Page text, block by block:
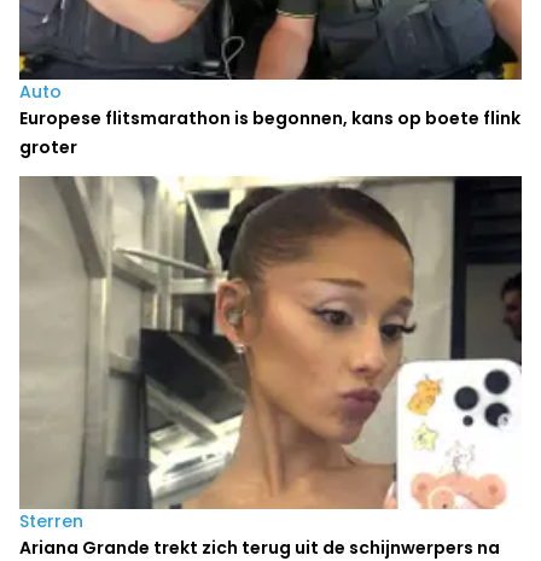
Auto
Europese flitsmarathon is begonnen, kans op boete flink
groter
Sterren
Ariana Grande trekt zich terug uit de schijnwerpers na